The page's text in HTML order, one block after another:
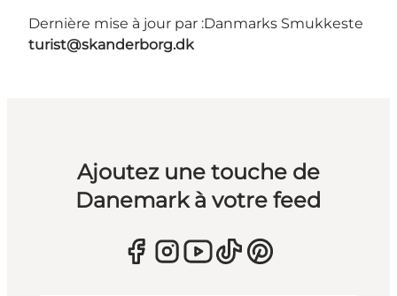
Dernière mise à jour par :Danmarks Smukkeste
turist@skanderborg.dk
Ajoutez une touche de
Danemark à votre feed